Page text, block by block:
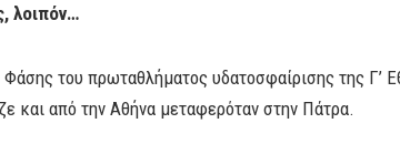
λοιπόν…
του πρωταθλήματος υδατοσφαίρισης της Γ’
και από την Αθήνα μεταφερόταν στην Πάτρα.